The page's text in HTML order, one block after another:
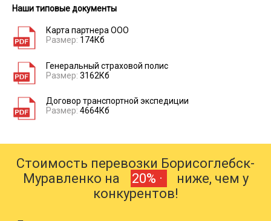
Наши типовые документы
Карта партнера ООО
Размер: 174Кб
Генеральный страховой полис
Размер: 3162Кб
Договор транспортной экспедиции
Размер: 4664Кб
Стоимость перевозки Борисоглебск-
Муравленко на
20% ·
ниже, чем у
конкурентов!